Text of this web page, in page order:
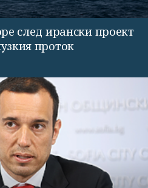
след ирански проект
проток